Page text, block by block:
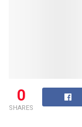
0
SHARES